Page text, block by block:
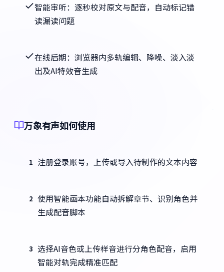
智能审听：逐秒校对原文与配音，自动标记错
读漏读问题
在线后期：浏览器内多轨编辑、降噪、淡入淡
出及AI特效音生成
万象有声如何使用
1 注册登录账号，上传或导入待制作的文本内容
2 使用智能画本功能自动拆解章节、识别角色并
生成配音脚本
3 选择AI音色或上传样音进行分角色配音，启用
智能对轨完成精准匹配